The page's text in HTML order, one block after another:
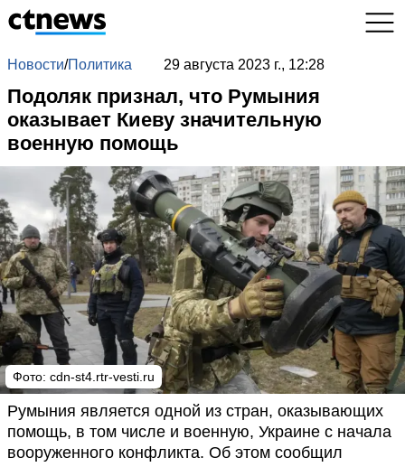
Новости/Политика 29 августа 2023 г., 12:28
Подоляк признал, что Румыния
оказывает Киеву значительную
военную помощь
Фото: cdn-st4.rtr-vesti.ru
Румыния является одной из стран, оказывающих
помощь, в том числе и военную, Украине с начала
вооруженного конфликта. Об этом сообщил